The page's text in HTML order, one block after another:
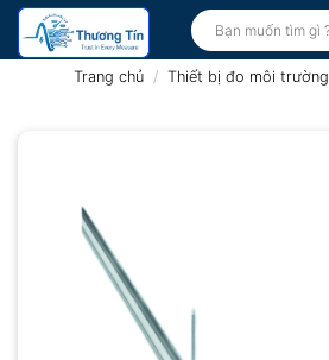
Bỏ
qua
Tìm
kiếm:
Trang chủ / Thiết bị đo môi trường